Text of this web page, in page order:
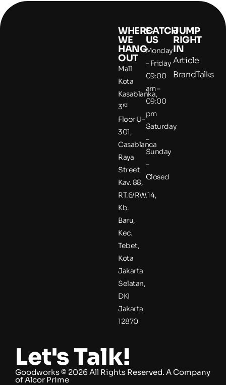
WHERE
WE
HANG
OUT
Mall
Kota
Kasablanka,
3rd
Floor U-
301,
Casablanca
Raya
Street
Kav. 88,
RT.6/RW.14,
Kb.
Baru,
Kec.
Tebet,
Kota
Jakarta
Selatan,
DKI
Jakarta
12870
CATCH
US
Monday
– Friday
09:00
am –
09:00
pm
Saturday
–
Sunday
–
Closed
JUMP
RIGHT
IN
Article
BrandTalks
Let's Talk!
Goodworks © 2026 All Rights Reserved. ​A Company
of Alcor Prime